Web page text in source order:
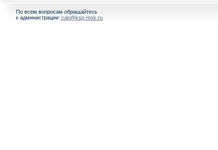
По всем вопросам обращайтесь
к администрации: cap@ksp-msk.ru